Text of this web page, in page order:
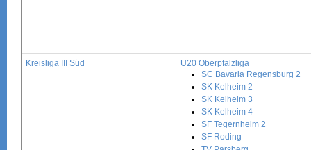
Kreisliga III Süd
U20 Oberpfalzliga
SC Bavaria Regensburg 2
SK Kelheim 2
SK Kelheim 3
SK Kelheim 4
SF Tegernheim 2
SF Roding